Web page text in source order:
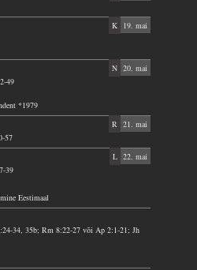
K 19. mai
N 20. mai
49
*1979
R 21. mai
57
L 22. mai
39
Eestimaal
34, 35b; Rm 8:22-27 või Ap 2:1-21; Jh